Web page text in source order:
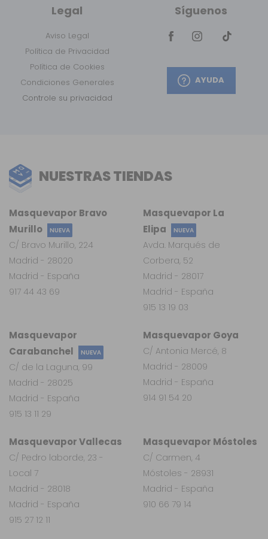
Legal
Aviso Legal
Política de Privacidad
Política de Cookies
Condiciones Generales
Controle su privacidad
Síguenos
AYUDA
NUESTRAS TIENDAS
Masquevapor
Carabanchel
NUEVA
C/ de la Laguna, 99
Madrid - 28025
Madrid - España
915 13 11 29
Masquevapor Vallecas
C/ Pedro laborde, 23 -
Local 7
Madrid - 28018
Madrid - España
915 27 12 11
Masquevapor Móstoles
C/ Carmen, 4
Móstoles - 28931
Madrid - España
910 66 79 14
Masquevapor Goya
C/ Antonia Mercé, 8
Madrid - 28009
Madrid - España
914 91 54 20
Masquevapor La
Elipa
NUEVA
Avda. Marqués de
Corbera, 52
Madrid - 28017
Madrid - España
915 13 19 03
Masquevapor Bravo
Murillo
NUEVA
C/ Bravo Murillo, 224
Madrid - 28020
Madrid - España
917 44 43 69